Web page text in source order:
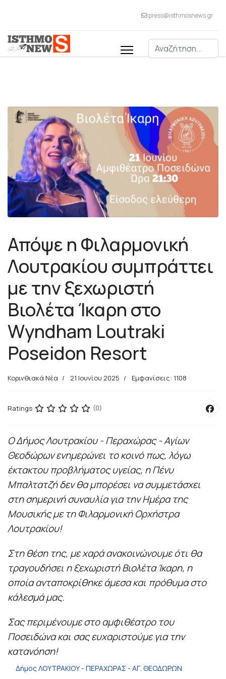
press@isthmosnews.gr
Αναζήτηση
Απόψε η Φιλαρμονική
Λουτρακίου συμπράττει
με την ξεχωριστή
Βιολέτα Ίκαρη στο
Wyndham Loutraki
Poseidon Resort
Κορινθιακά Νέα 21 Ιουνίου 2025 Εμφανίσεις: 1108
Ratings (0)
Ο Δήμος Λουτρακίου - Περαχώρας - Αγίων
Θεοδώρων ενημερώνει το κοινό πως, λόγω
έκτακτου προβλήματος υγείας, η Πένυ
Μπαλτατζή δεν θα μπορέσει να συμμετάσχει
στησημερινή συναυλία για την Ημέρα της
Μουσικής με τη Φιλαρμονική Ορχήστρα
Λουτρακίου!
Στη θέση της, με χαρά ανακοινώνουμε ότι θα
τραγουδήσει η ξεχωριστή Βιολέτα Ίκαρη, η
οποία ανταποκρίθηκε άμεσα και πρόθυμα στο
κάλεσμά μας.
Σας περιμένουμε στο αμφιθέατρο του
Ποσειδώνα και σας ευχαριστούμε για την
κατανόηση!
Δήμος ΛΟΥΤΡΑΚΙΟΥ - ΠΕΡΑΧΩΡΑΣ - ΑΓ. ΘΕΟΔΩΡΩΝ